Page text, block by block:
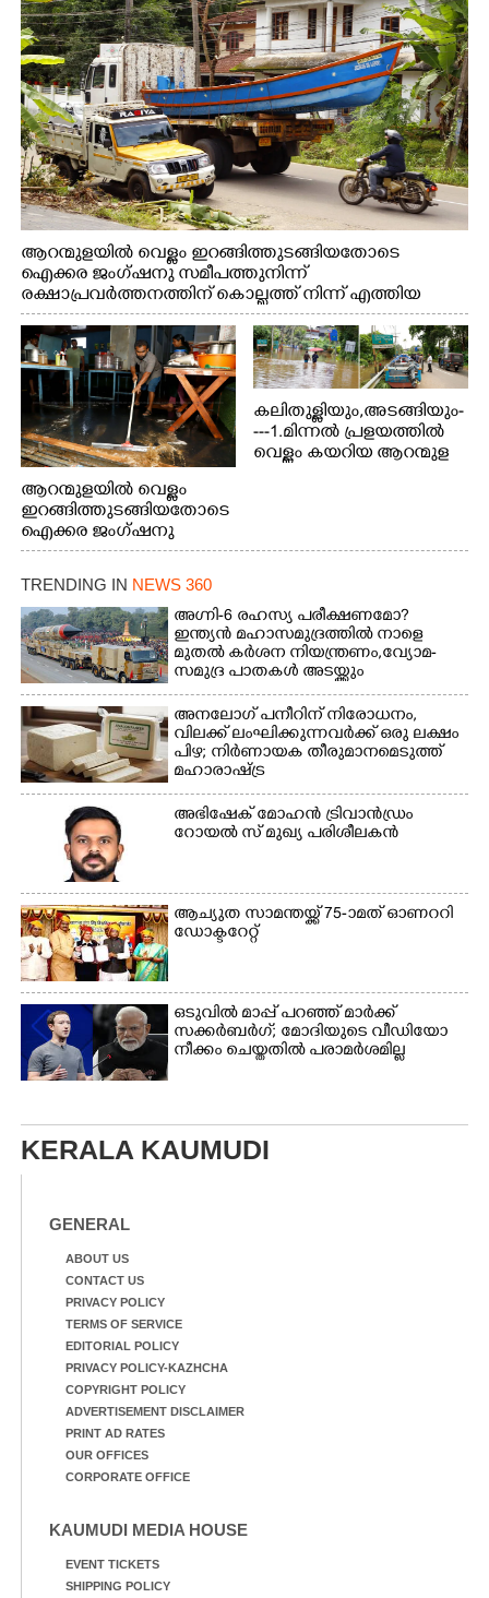
ആറന്മുളയിൽ വെള്ളം ഇറങ്ങിത്തുടങ്ങിയതോടെ
ഐക്കര ജംഗ്ഷനു സമീപത്തുനിന്ന്
രക്ഷാപ്രവർത്തനത്തിന് കൊല്ലത്ത് നിന്ന് എത്തിയ
ബോട്ടുകൾ തിരികെക്കൊണ്ടുപോകുന്നു.
ആറന്മുളയിൽ വെള്ളം
ഇറങ്ങിത്തുടങ്ങിയതോടെ
ഐക്കര ജംഗ്ഷനു
സമീപം ആറന്മുള
കിടങ്ങന്നൂർ റോഡിന്
സമീപം പ്രവർത്തിക്കു
ആറന്മുള തട്ടുകട കഴുകി
വൃത്തിയാക്കുന്നു.
കലിതുള്ളിയും,അടങ്ങിയും-
---1.മിന്നൽ പ്രളയത്തിൽ
വെള്ളം കയറിയ ആറന്മുള
ഇറങ്ങിപ്പോൾ
ത്തിന് ഓച്ചിറ അഴിക്കലിൽ
നിന്ന്എത്തിച്ച ബോട്ടും.
TRENDING IN NEWS 360
അഗ്നി-6 രഹസ്യ പരീക്ഷണമോ?
ഇന്ത്യൻ മഹാസമുദ്രത്തിൽ നാളെ
മുതൽ കർശന നിയന്ത്രണം,വ്യോമ-
സമുദ്ര പാതകൾ അടയ്ക്കും
അനലോഗ് പനീറിന് നിരോധനം,
വിലക്ക് ലംഘിക്കുന്നവർക്ക് ഒരു ലക്ഷം
പിഴ; നിർണായക തീരുമാനമെടുത്ത്
മഹാരാഷ്ട്ര
അഭിഷേക് മോഹൻ ട്രിവാൻഡ്രം
റോയൽ സ് മുഖ്യ പരിശീലകൻ
ആച്യുത സാമന്തയ്ക്ക് 75-ാമത് ഓണററി
ഡോക്ടറേറ്റ്
ഒടുവിൽ മാപ്പ് പറഞ്ഞ് മാർക്ക്
സക്കർബർഗ്; മോദിയുടെ വീഡിയോ
നീക്കം ചെയ്തതിൽ പരാമർശമില്ല
KERALA KAUMUDI
GENERAL
ABOUT US
CONTACT US
PRIVACY POLICY
TERMS OF SERVICE
EDITORIAL POLICY
PRIVACY POLICY-KAZHCHA
COPYRIGHT POLICY
ADVERTISEMENT DISCLAIMER
PRINT AD RATES
OUR OFFICES
CORPORATE OFFICE
KAUMUDI MEDIA HOUSE
EVENT TICKETS
SHIPPING POLICY